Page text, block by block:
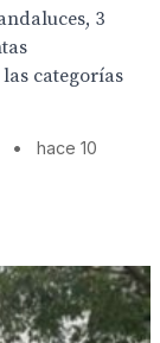
3
categorías
•
hace 10